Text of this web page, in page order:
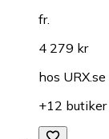
fr.
4 279 kr
hos URX.se
+12 butiker